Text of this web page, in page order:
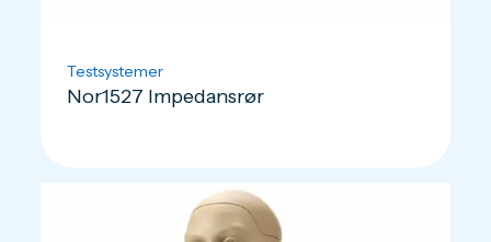
Testsystemer
Nor1527 Impedansrør